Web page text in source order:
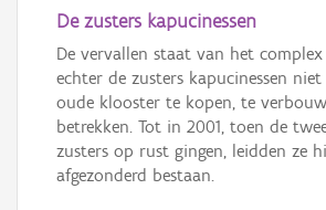
De zusters kapucinessen
De vervallen staat van het complex
echter de zusters kapucinessen
oude klooster te kopen, te
betrekken. Tot in 2001, toen de
zusters op rust gingen, leidden ze
afgezonderd bestaan.